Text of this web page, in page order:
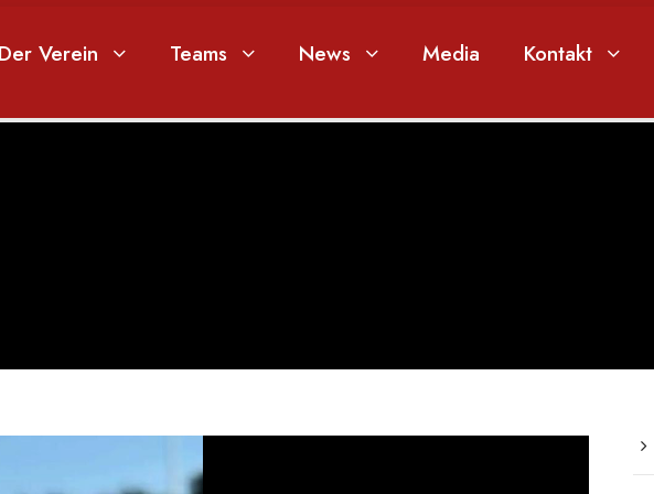
Verein Teams News Media Kontakt